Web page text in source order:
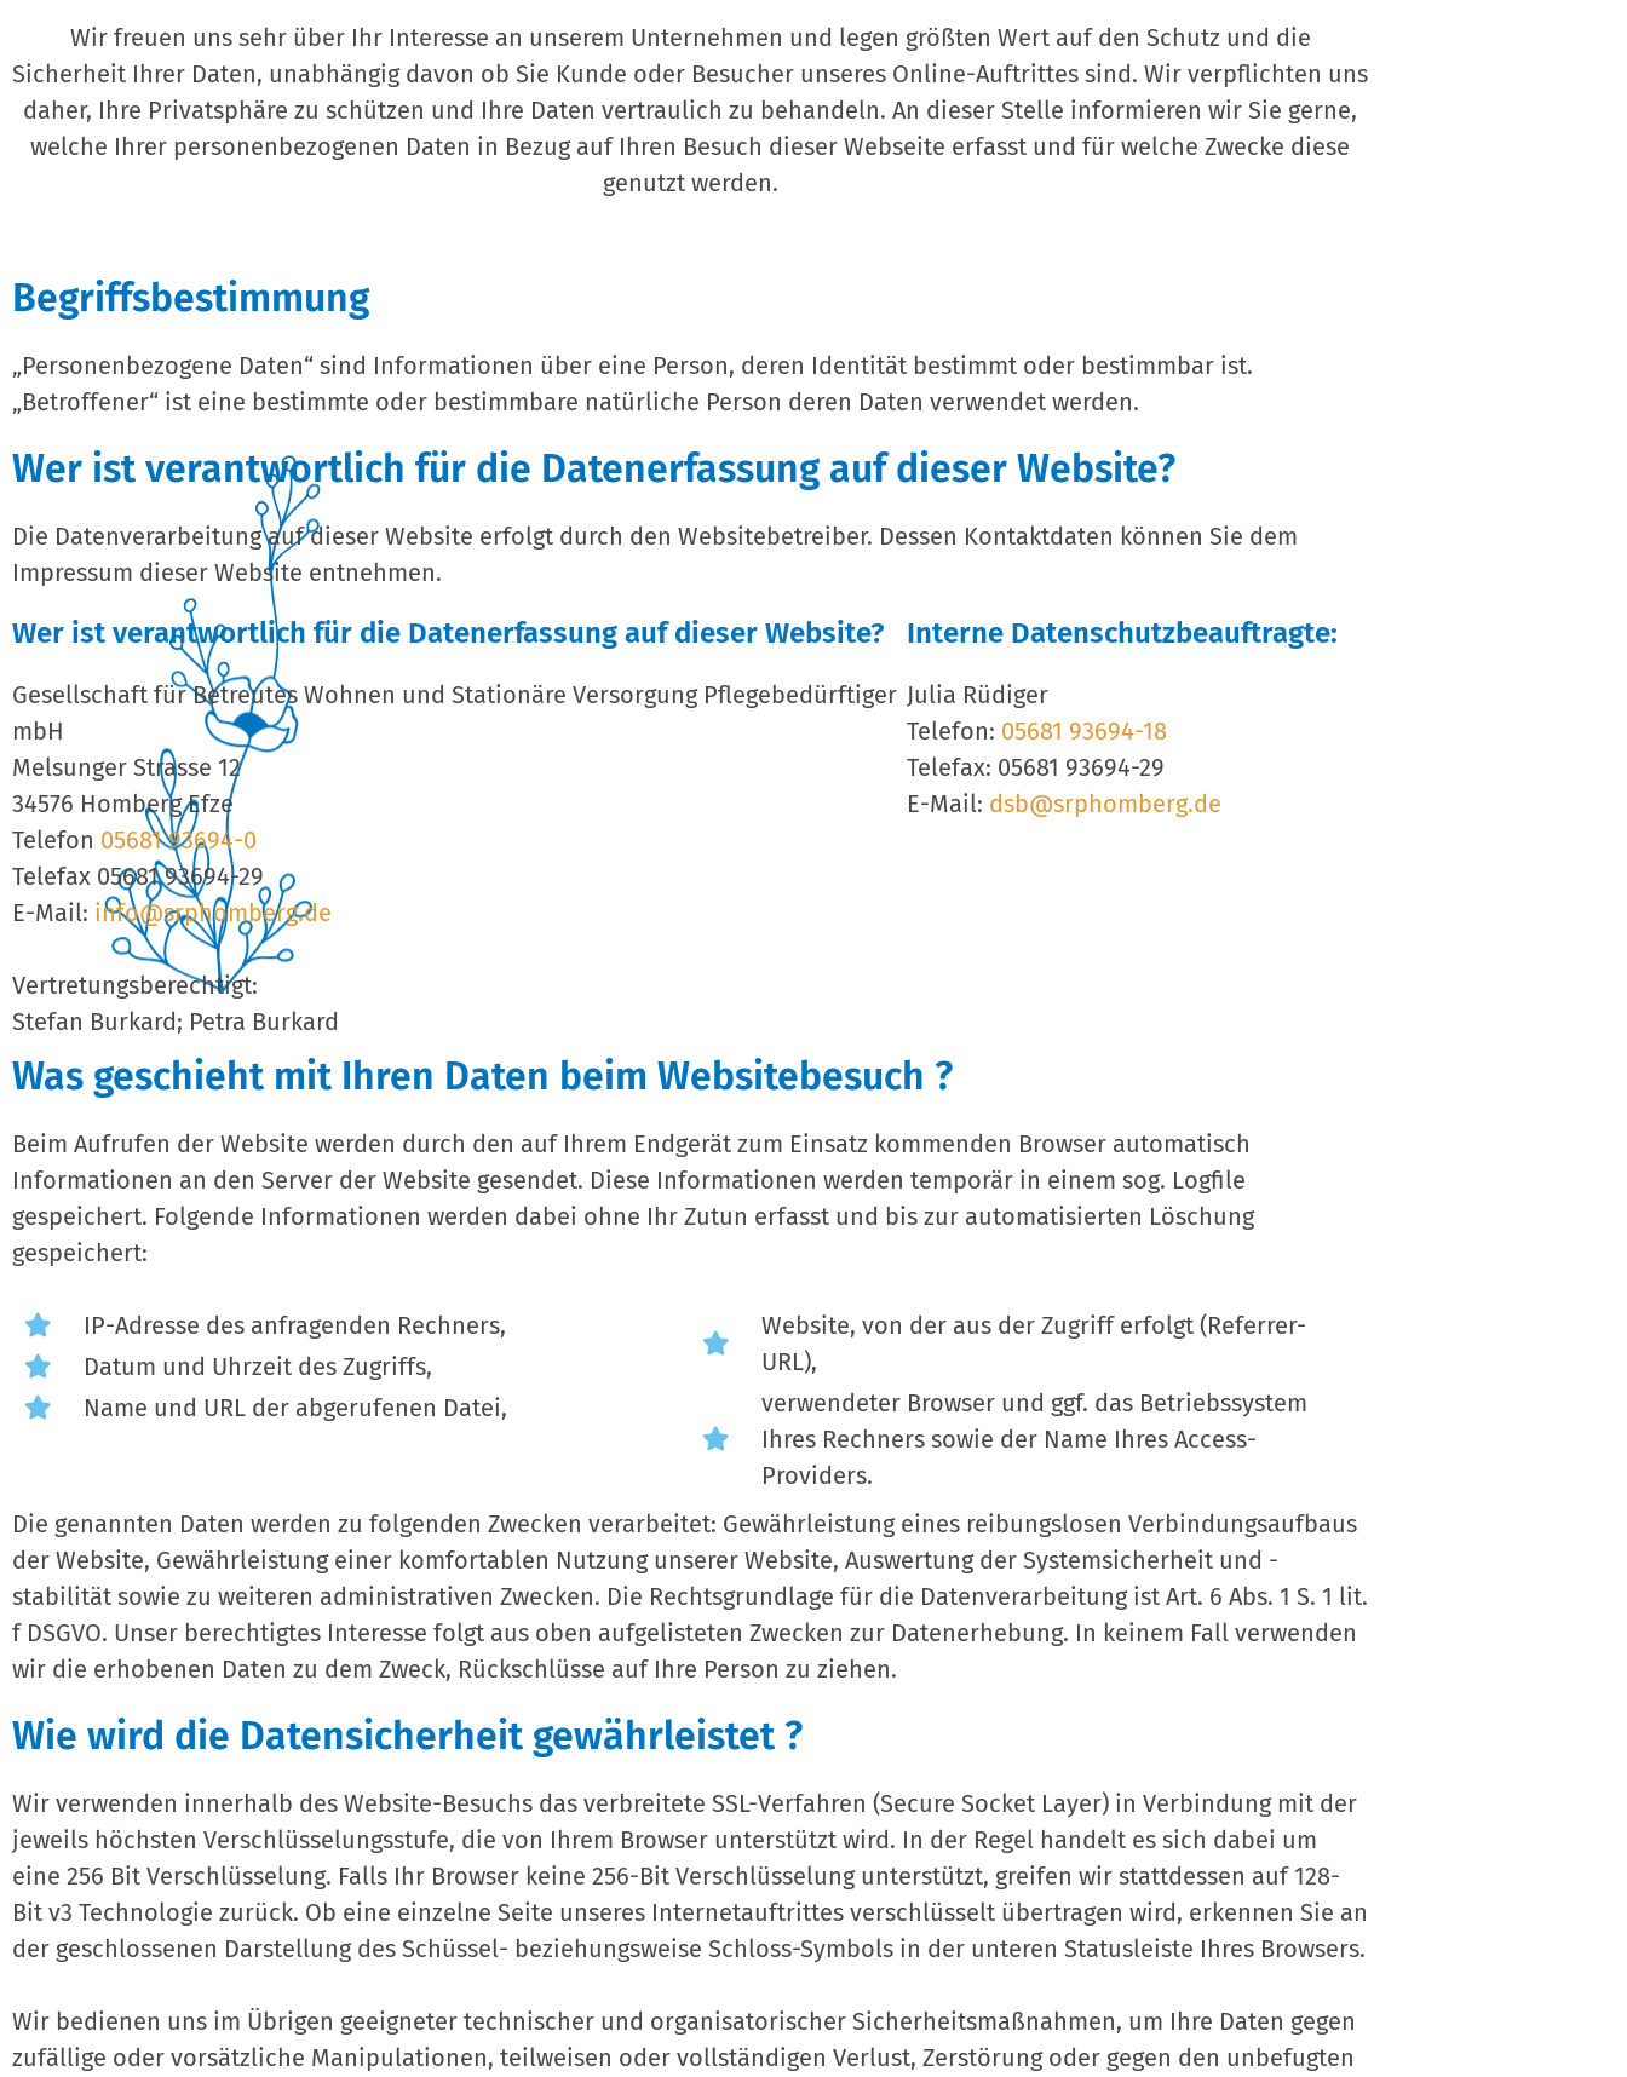
Wir freuen uns sehr über Ihr Interesse an unserem Unternehmen und legen größten Wert auf den Schutz und die
Sicherheit Ihrer Daten, unabhängig davon ob Sie Kunde oder Besucher unseres Online-Auftrittes sind. Wir verpflichten uns
daher, Ihre Privatsphäre zu schützen und Ihre Daten vertraulich zu behandeln. An dieser Stelle informieren wir Sie gerne,
welche Ihrer personenbezogenen Daten in Bezug auf Ihren Besuch dieser Webseite erfasst und für welche Zwecke diese
genutzt werden.
Begriffsbestimmung
„Personenbezogene Daten“ sind Informationen über eine Person, deren Identität bestimmt oder bestimmbar ist.
„Betroffener“ ist eine bestimmte oder bestimmbare natürliche Person deren Daten verwendet werden.
Wer ist verantwortlich für die Datenerfassung auf dieser Website?
Die Datenverarbeitung auf dieser Website erfolgt durch den Websitebetreiber. Dessen Kontaktdaten können Sie dem
Impressum dieser Website entnehmen.
Wer ist verantwortlich für die Datenerfassung auf dieser Website?
Gesellschaft für Betreutes Wohnen und Stationäre Versorgung Pflegebedürftiger
mbH
Melsunger Strasse 12
34576 Homberg Efze
Telefon 05681 93694-0
Telefax 05681 93694-29
E-Mail: info@srphomberg.de
Vertretungsberechtigt:
Stefan Burkard; Petra Burkard
Interne Datenschutzbeauftragte:
Julia Rüdiger
Telefon: 05681 93694-18
Telefax: 05681 93694-29
E-Mail: dsb@srphomberg.de
Was geschieht mit Ihren Daten beim Websitebesuch ?
Beim Aufrufen der Website werden durch den auf Ihrem Endgerät zum Einsatz kommenden Browser automatisch
Informationen an den Server der Website gesendet. Diese Informationen werden temporär in einem sog. Logfile
gespeichert. Folgende Informationen werden dabei ohne Ihr Zutun erfasst und bis zur automatisierten Löschung
gespeichert:
IP-Adresse des anfragenden Rechners,
Datum und Uhrzeit des Zugriffs,
Name und URL der abgerufenen Datei,
Website, von der aus der Zugriff erfolgt (Referrer-
URL),
verwendeter Browser und ggf. das Betriebssystem
Ihres Rechners sowie der Name Ihres Access-
Providers.
Die genannten Daten werden zu folgenden Zwecken verarbeitet: Gewährleistung eines reibungslosen Verbindungsaufbaus
der Website, Gewährleistung einer komfortablen Nutzung unserer Website, Auswertung der Systemsicherheit und -
stabilität sowie zu weiteren administrativen Zwecken. Die Rechtsgrundlage für die Datenverarbeitung ist Art. 6 Abs. 1 S. 1 lit.
f DSGVO. Unser berechtigtes Interesse folgt aus oben aufgelisteten Zwecken zur Datenerhebung. In keinem Fall verwenden
wir die erhobenen Daten zu dem Zweck, Rückschlüsse auf Ihre Person zu ziehen.
Wie wird die Datensicherheit gewährleistet ?
Wir verwenden innerhalb des Website-Besuchs das verbreitete SSL-Verfahren (Secure Socket Layer) in Verbindung mit der
jeweils höchsten Verschlüsselungsstufe, die von Ihrem Browser unterstützt wird. In der Regel handelt es sich dabei um
eine 256 Bit Verschlüsselung. Falls Ihr Browser keine 256-Bit Verschlüsselung unterstützt, greifen wir stattdessen auf 128-
Bit v3 Technologie zurück. Ob eine einzelne Seite unseres Internetauftrittes verschlüsselt übertragen wird, erkennen Sie an
der geschlossenen Darstellung des Schüssel- beziehungsweise Schloss-Symbols in der unteren Statusleiste Ihres Browsers.
Wir bedienen uns im Übrigen geeigneter technischer und organisatorischer Sicherheitsmaßnahmen, um Ihre Daten gegen
zufällige oder vorsätzliche Manipulationen, teilweisen oder vollständigen Verlust, Zerstörung oder gegen den unbefugten